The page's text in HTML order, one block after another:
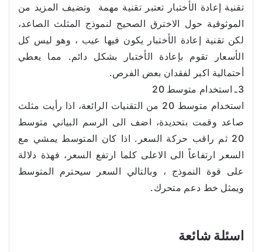
تقنية إعادة الأختبار تعتبر تقنية مهمة وتضيف المزيد من
الموثوقية حول الاخترق الصحيح لنموذج المثلث الصاعد،
لكن تقنية إعادة الأختبار يكون فيها عيب ، وهو ليس كل
الأسعار تقوم بإعادة الأختبار بشكل دائم. مما يعطي
أحتمالية اكبر لفقدان بعض الفرص.
3ـ استخدام متوسط 20
استخدام متوسط 20 من التقنيات الرائعة، اذا رأيت مثلث
صاعد وقمت بتحديدة، اضف الى الرسم البياني متوسط
20 ثم راقب حركة السعر. اذا كان المتوسط يمشي مع
السعر ارتفاعاً الى الاعلى كلما ارتفع السعر، فهذة دلالة
على قوة النموذج ، وبالتالي السعر سيحترم المتوسط
ويمثل خط دعم متحرك.
اسئلة شائعة